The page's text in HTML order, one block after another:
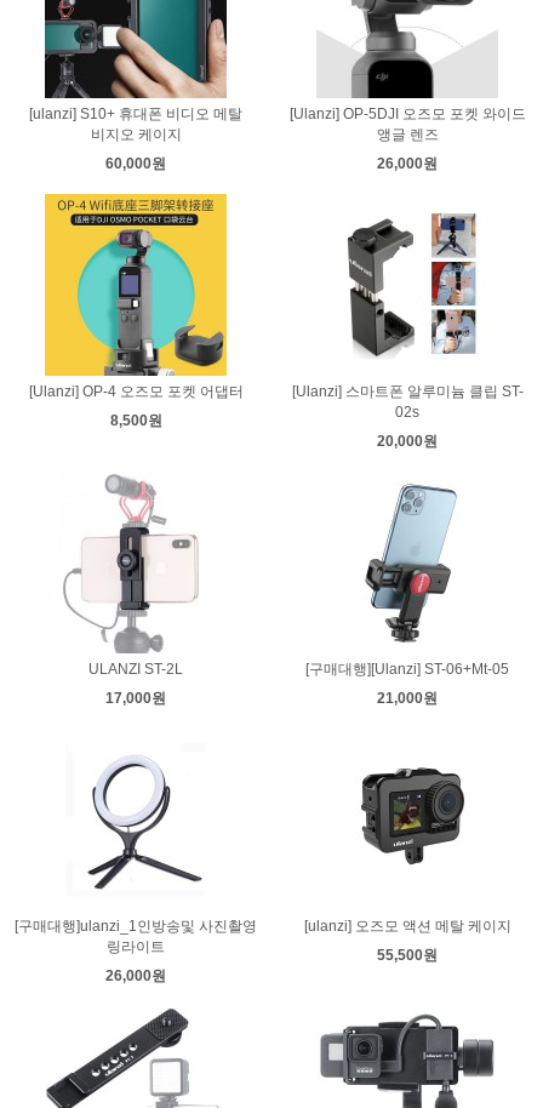
[ulanzi] S10+ 휴대폰 비디오 메탈
비지오 케이지
60,000원
[Ulanzi] OP-5DJI 오즈모 포켓 와이드
앵글 렌즈
26,000원
[Ulanzi] OP-4 오즈모 포켓 어댑터
8,500원
[Ulanzi] 스마트폰 알루미늄 클립 ST-
02s
20,000원
ULANZI ST-2L
17,000원
[구매대행][Ulanzi] ST-06+Mt-05
21,000원
[구매대행]ulanzi_1인방송및 사진촬영
링라이트
26,000원
[ulanzi] 오즈모 액션 메탈 케이지
55,500원